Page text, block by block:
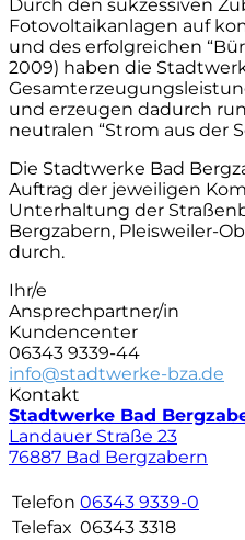
Durch den sukzessiven
Fotovoltaikanlagen auf
und des erfolgreichen
2009) haben die
und erzeugen dadurch
neutralen “Strom aus der
Die Stadtwerke Bad
Auftrag der jeweiligen
Unterhaltung der
Bergzabern, Pleisweiler-
durch.
Ihr/e
Ansprechpartner/in
Kundencenter
06343 9339-44
info@stadtwerke-bza.de
Kontakt
Stadtwerke Bad
Landauer Straße 23
76887 Bad Bergzabern
Telefon 06343 9339-0
Telefax 06343 3318